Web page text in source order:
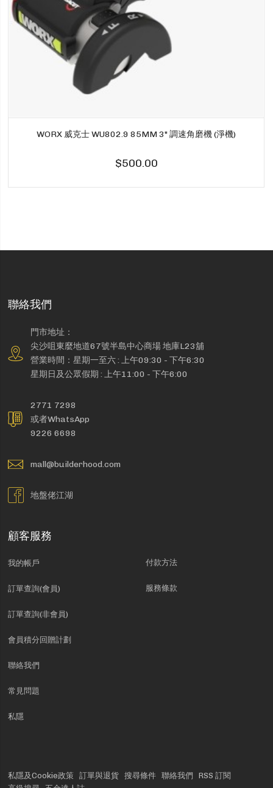
WORX 威克士 WU802.9 85MM 3" 調速角磨機 (淨機)
$500.00
聯絡我們
門市地址：
尖沙咀東麼地道67號半島中心商場 地庫L23舖
營業時間：星期一至六 : 上午09:30 - 下午6:30
星期日及公眾假期 : 上午11:00 - 下午6:00
2771 7298
或者WhatsApp
9226 6698
mall@builderhood.com
地盤佬江湖
顧客服務
我的帳戶
訂單查詢(會員)
訂單查詢(非會員)
會員積分回贈計劃
聯絡我們
常見問題
私隱
付款方法
服務條款
私隱及Cookie政策 訂單與退貨 搜尋條件 聯絡我們
RSS 訂閱